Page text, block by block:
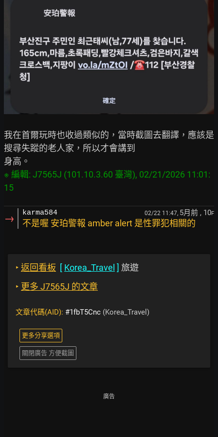
我在首爾玩時也收過類似的，當時截圖去翻譯，應該是
搜尋失蹤的老人家，所以才會講到
※ 編輯: J7565J (101.10.3.60 臺灣), 02/21/2026 11:01:
→ karma584 02/22 11:47, 5月前 , 10F
不是喔 安珀警報 amber alert 是性罪犯相關的
‣ 返回看板 [ Korea_Travel ] 旅遊
‣ 更多 J7565J 的文章
文章代碼(AID): #1fbT5Cnc (Korea_Travel)
更多分享選項
關閉廣告 方便截圖
廣告